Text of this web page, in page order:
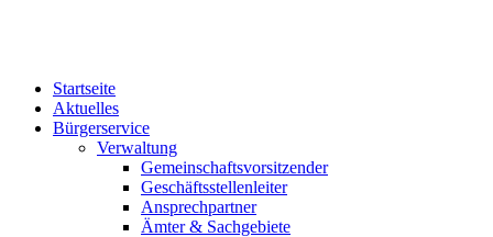
Startseite
Aktuelles
Bürgerservice
Verwaltung
Gemeinschaftsvorsitzender
Geschäftsstellenleiter
Ansprechpartner
Ämter & Sachgebiete